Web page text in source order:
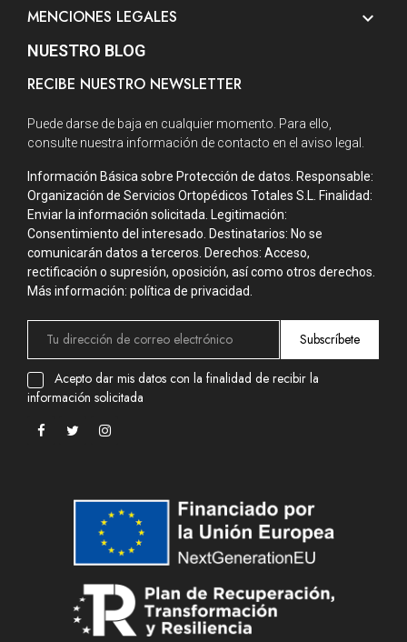
MENCIONES LEGALES 
NUESTRO BLOG
RECIBE NUESTRO NEWSLETTER
Puede darse de baja en cualquier momento. Para ello,
consulte nuestra información de contacto en el aviso legal.
Información Básica sobre Protección de datos. Responsable:
Organización de Servicios Ortopédicos Totales S.L. Finalidad:
Enviar la información solicitada. Legitimación:
Consentimiento del interesado. Destinatarios: No se
comunicarán datos a terceros. Derechos: Acceso,
rectificación o supresión, oposición, así como otros derechos.
Más información: política de privacidad.
Subscríbete
Acepto dar mis datos con la finalidad de recibir la
información solicitada